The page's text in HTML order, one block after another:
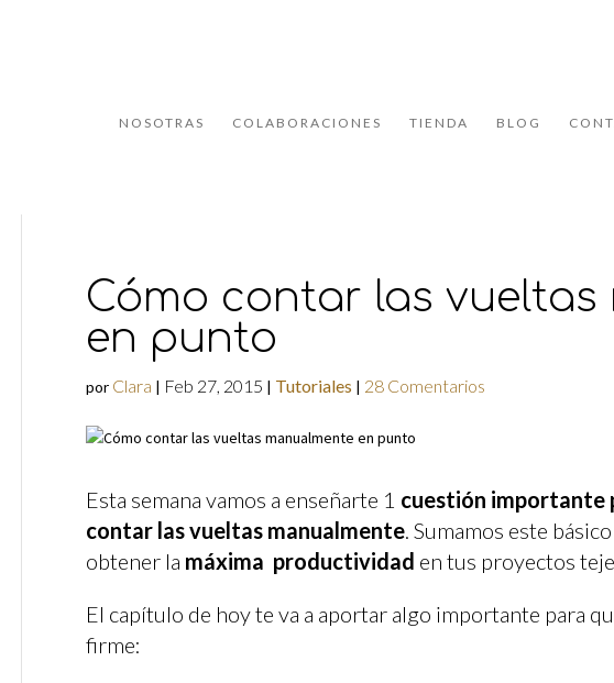
NOSOTRAS COLABORACIONES TIENDA BLOG
Cómo contar las vueltas
en punto
por Clara | Feb 27, 2015 | Tutoriales | 28 Comentarios
Esta semana vamos a enseñarte 1 cuestión importante
contar las vueltas manualmente. Sumamos este
obtener la máxima productividad en tus proyectos
El capítulo de hoy te va a aportar algo importante para
firme: